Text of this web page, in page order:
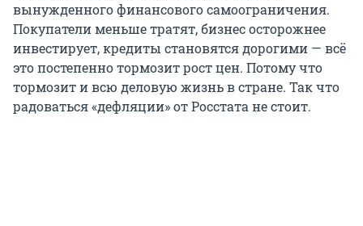
вынужденного финансового самоограничения.
Покупатели меньше тратят, бизнес осторожнее
инвестирует, кредиты становятся дорогими — всё
это постепенно тормозит рост цен. Потому что
тормозит и всю деловую жизнь в стране. Так что
радоваться «дефляции» от Росстата не стоит.